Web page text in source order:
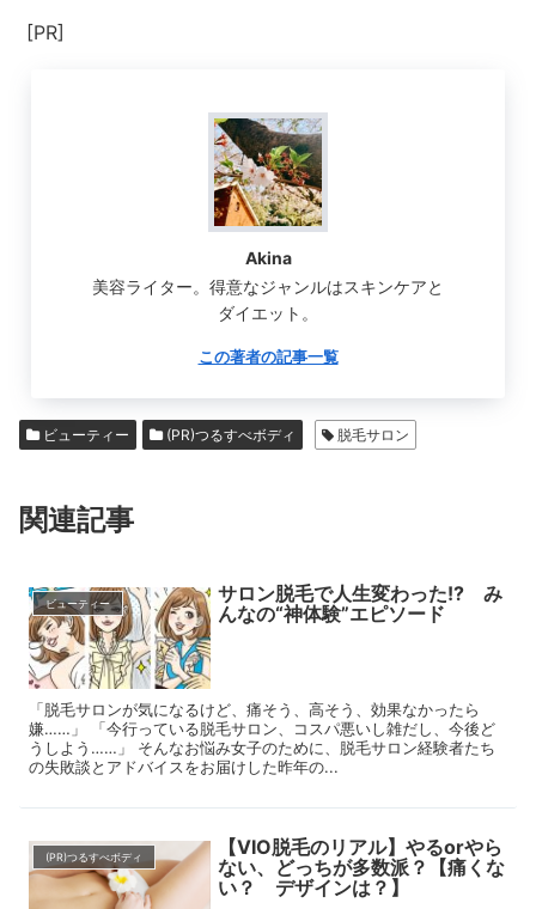
[PR]
Akina
美容ライター。得意なジャンルはスキンケアと
ダイエット。
この著者の記事一覧
ビューティー (PR)つるすべボディ 脱毛サロン
関連記事
ビューティー
サロン脱毛で人生変わった!? み
んなの“神体験”エピソード
「脱毛サロンが気になるけど、痛そう、高そう、効果なかったら
嫌……」 「今行っている脱毛サロン、コスパ悪いし雑だし、今後ど
うしよう……」 そんなお悩み女子のために、脱毛サロン経験者たち
の失敗談とアドバイスをお届けした昨年の...
(PR)つるすべボディ
【VIO脱毛のリアル】やるorやら
ない、どっちが多数派？【痛くな
い？ デザインは？】